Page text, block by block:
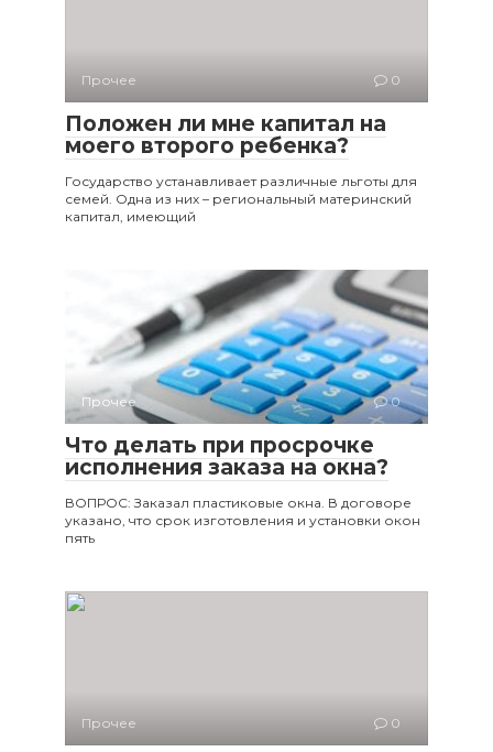
Прочее 0
Положен ли мне капитал на
моего второго ребенка?
Государство устанавливает различные льготы для
семей. Одна из них – региональный материнский
капитал, имеющий
Прочее 0
Что делать при просрочке
исполнения заказа на окна?
ВОПРОС: Заказал пластиковые окна. В договоре
указано, что срок изготовления и установки окон
пять
Прочее 0